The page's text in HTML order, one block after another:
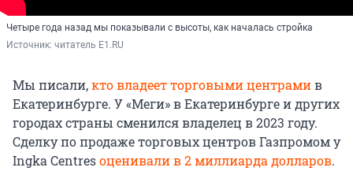
Четыре года назад мы показывали с высоты, как началась стройка
Источник: читатель E1.RU
Мы писали,кто владеет торговыми центрамив
Екатеринбурге. У «Меги» в Екатеринбурге и других
городах страны сменился владелец в 2023 году.
Сделку по продаже торговых центров Газпромом у
Ingka Centresоценивали в 2 миллиарда долларов.